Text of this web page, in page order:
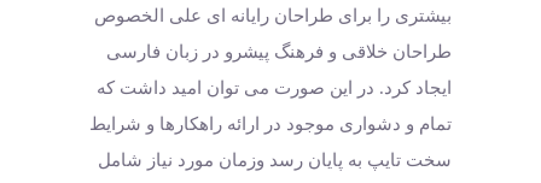
بیشتری را برای طراحان رایانه ای علی الخصوص
طراحان خلاقی و فرهنگ پیشرو در زبان فارسی
ایجاد کرد. در این صورت می توان امید داشت که
تمام و دشواری موجود در ارائه راهکارها و شرایط
سخت تایپ به پایان رسد وزمان مورد نیاز شامل